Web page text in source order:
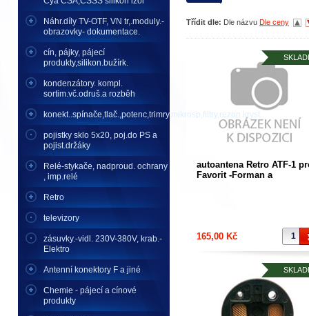
Náhr.díly TV-OTF, VN tr,.moduly.-
obrazovky- dokumentace.
cín, pájky, pájecí
produkty,silikon.bužírk.
kondenzátory. kompl.
sortim.vč.odruš.a rozběh
konekt..spínače,tlač.,potenc,trimry,mikrosp,filtry,rezon.kryst..
pojistky sklo 5x20, poj.do PS a
pojist.držáky
Relé-stykače, nadproud. ochrany
, imp.relé
Retro
televizory
zásuvky.-vidl. 230V-380V, krab.-
Elektro
Antenní konektory F a jiné
Chemie - pájecí a cínové
produkty
Třídit dle: Dle názvu Dle ceny
autoantena Retro ATF-1
Favorit -Forman a
165,00 Kč